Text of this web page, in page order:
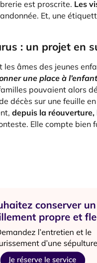
est proscrite. Les
Et, une
: un projet en
âmes des jeunes
une place à
pouvaient alors
décès sur une feuille
depuis la
Elle compte